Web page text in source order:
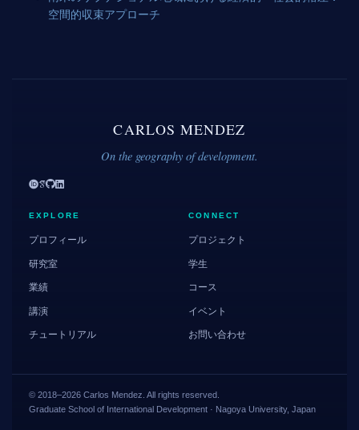
空間的収束アプローチ
CARLOS MENDEZ
On the geography of development.
EXPLORE
プロフィール
研究室
業績
講演
チュートリアル
CONNECT
プロジェクト
学生
コース
イベント
お問い合わせ
© 2018–2026 Carlos Mendez. All rights reserved.
Graduate School of International Development · Nagoya University, Japan